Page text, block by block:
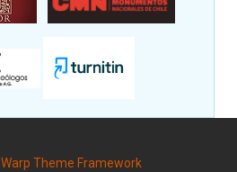
Warp Theme Framework